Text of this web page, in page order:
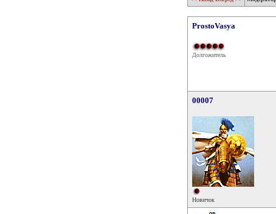
ProstoVasya
Долгожитель
00007
Новичок